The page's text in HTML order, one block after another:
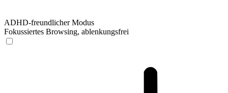
ADHD-freundlicher Modus
Fokussiertes Browsing, ablenkungsfrei